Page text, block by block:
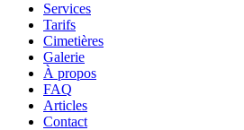
Services
Tarifs
Cimetières
Galerie
À propos
FAQ
Articles
Contact